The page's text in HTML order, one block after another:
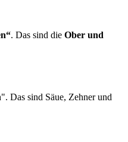
. Das sind die Ober und
Das sind Säue, Zehner und